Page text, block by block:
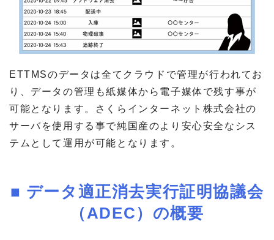
ETTMSのデータは全てクラウドで管理が行われてお
り、データの管理も紙媒体から電子媒体で残す事が
可能となります。さくらインターネット株式会社の
サーバを使用する事で純国産のより安心安全なシス
テムとして運用が可能となります。
■ データ適正消去実行証明協議会
（ADEC）の概要